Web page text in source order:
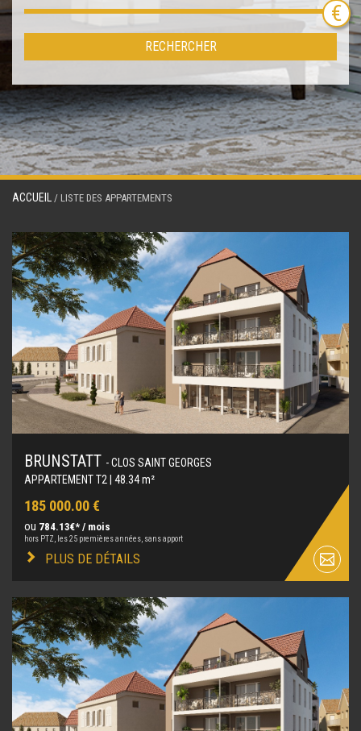
RECHERCHER
ACCUEIL / LISTE DES APPARTEMENTS
BRUNSTATT - CLOS SAINT GEORGES
APPARTEMENT T2 | 48.34 m²
185 000.00 €
ou 784.13€* / mois
hors PTZ, les 25 premières années, sans apport
PLUS DE DÉTAILS